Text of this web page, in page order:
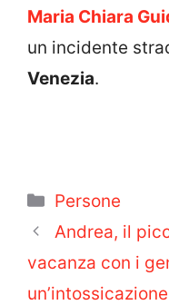
Maria Chiara
un incidente
Venezia.
Categorie
Persone
Andrea, il
vacanza con i